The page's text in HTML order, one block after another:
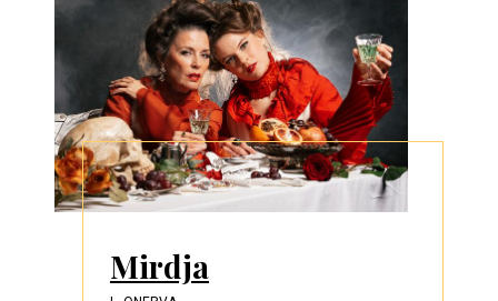
Mirdja